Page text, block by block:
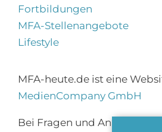
Fortbildungen
MFA-Stellenangebote
Lifestyle
MFA-heute.de ist eine
MedienCompany GmbH
Bei Fragen und Anregungen